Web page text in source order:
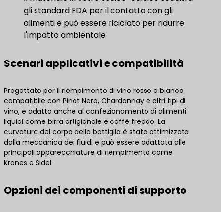
gli standard FDA per il contatto con gli
alimenti e può essere riciclato per ridurre
l'impatto ambientale
Scenari applicativi e compatibilità
Progettato per il riempimento di vino rosso e bianco,
compatibile con Pinot Nero, Chardonnay e altri tipi di
vino, e adatto anche al confezionamento di alimenti
liquidi come birra artigianale e caffè freddo. La
curvatura del corpo della bottiglia è stata ottimizzata
dalla meccanica dei fluidi e può essere adattata alle
principali apparecchiature di riempimento come
Krones e Sidel.
Opzioni dei componenti di supporto